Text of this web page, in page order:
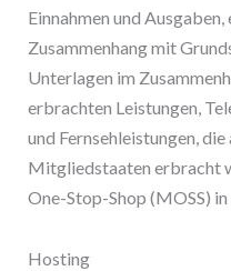
Einnahmen und
Zusammenhang mit
Unterlagen im
erbrachten Leistungen,
und Fernsehleistungen,
Mitgliedstaaten erbracht
One-Stop-Shop (MOSS)
Hosting